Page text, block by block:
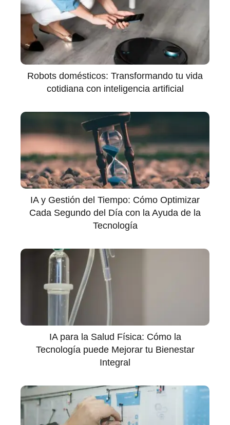
Robots domésticos: Transformando tu vida
cotidiana con inteligencia artificial
IA y Gestión del Tiempo: Cómo Optimizar
Cada Segundo del Día con la Ayuda de la
Tecnología
IA para la Salud Física: Cómo la
Tecnología puede Mejorar tu Bienestar
Integral